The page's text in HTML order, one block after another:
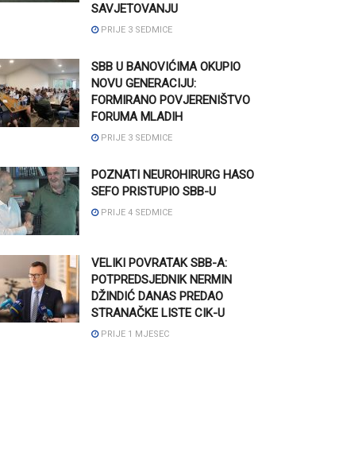
SAVJETOVANJU
PRIJE 3 SEDMICE
SBB U BANOVIĆIMA OKUPIO
NOVU GENERACIJU:
FORMIRANO POVJERENIŠTVO
FORUMA MLADIH
PRIJE 3 SEDMICE
POZNATI NEUROHIRURG HASO
SEFO PRISTUPIO SBB-U
PRIJE 4 SEDMICE
VELIKI POVRATAK SBB-A:
POTPREDSJEDNIK NERMIN
DŽINDIĆ DANAS PREDAO
STRANAČKE LISTE CIK-U
PRIJE 1 MJESEC